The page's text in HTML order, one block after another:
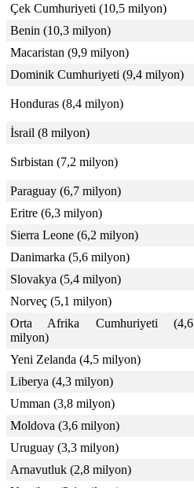
Çek Cumhuriyeti (10,5 milyon)
Benin (10,3 milyon)
Macaristan (9,9 milyon)
Dominik Cumhuriyeti (9,4 milyon)
Honduras (8,4 milyon)
İsrail (8 milyon)
Sırbistan (7,2 milyon)
Paraguay (6,7 milyon)
Eritre (6,3 milyon)
Sierra Leone (6,2 milyon)
Danimarka (5,6 milyon)
Slovakya (5,4 milyon)
Norveç (5,1 milyon)
Orta Afrika Cumhuriyeti (4,6
milyon)
Yeni Zelanda (4,5 milyon)
Liberya (4,3 milyon)
Umman (3,8 milyon)
Moldova (3,6 milyon)
Uruguay (3,3 milyon)
Arnavutluk (2,8 milyon)